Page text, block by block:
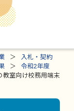
入札・契約
令和2年度
室向け校務用端末